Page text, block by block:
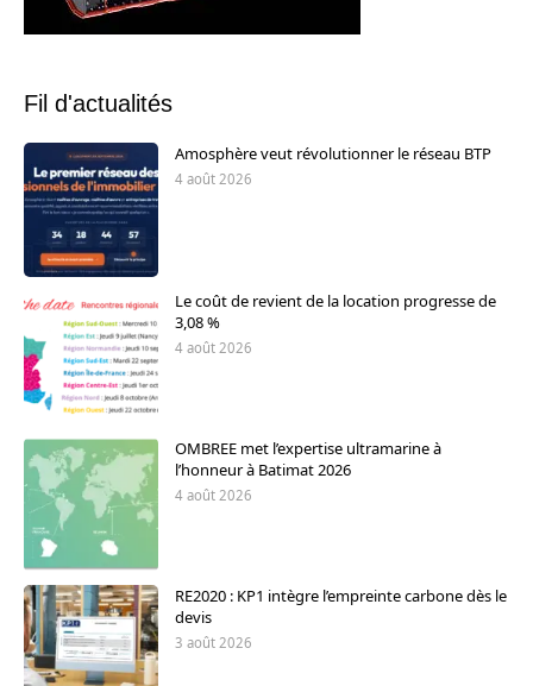
Fil d'actualités
Amosphère veut révolutionner le réseau BTP
4 août 2026
Le coût de revient de la location progresse de
3,08 %
4 août 2026
OMBREE met l’expertise ultramarine à
l’honneur à Batimat 2026
4 août 2026
RE2020 : KP1 intègre l’empreinte carbone dès le
devis
3 août 2026